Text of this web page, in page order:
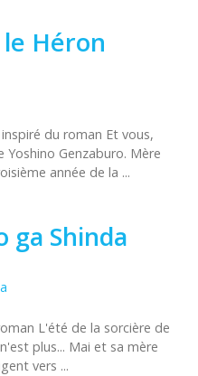
Héron
du roman Et vous,
Genzaburo. Mère
année de la ...
ga Shinda
L'été de la sorcière de
plus... Mai et sa mère
vers ...